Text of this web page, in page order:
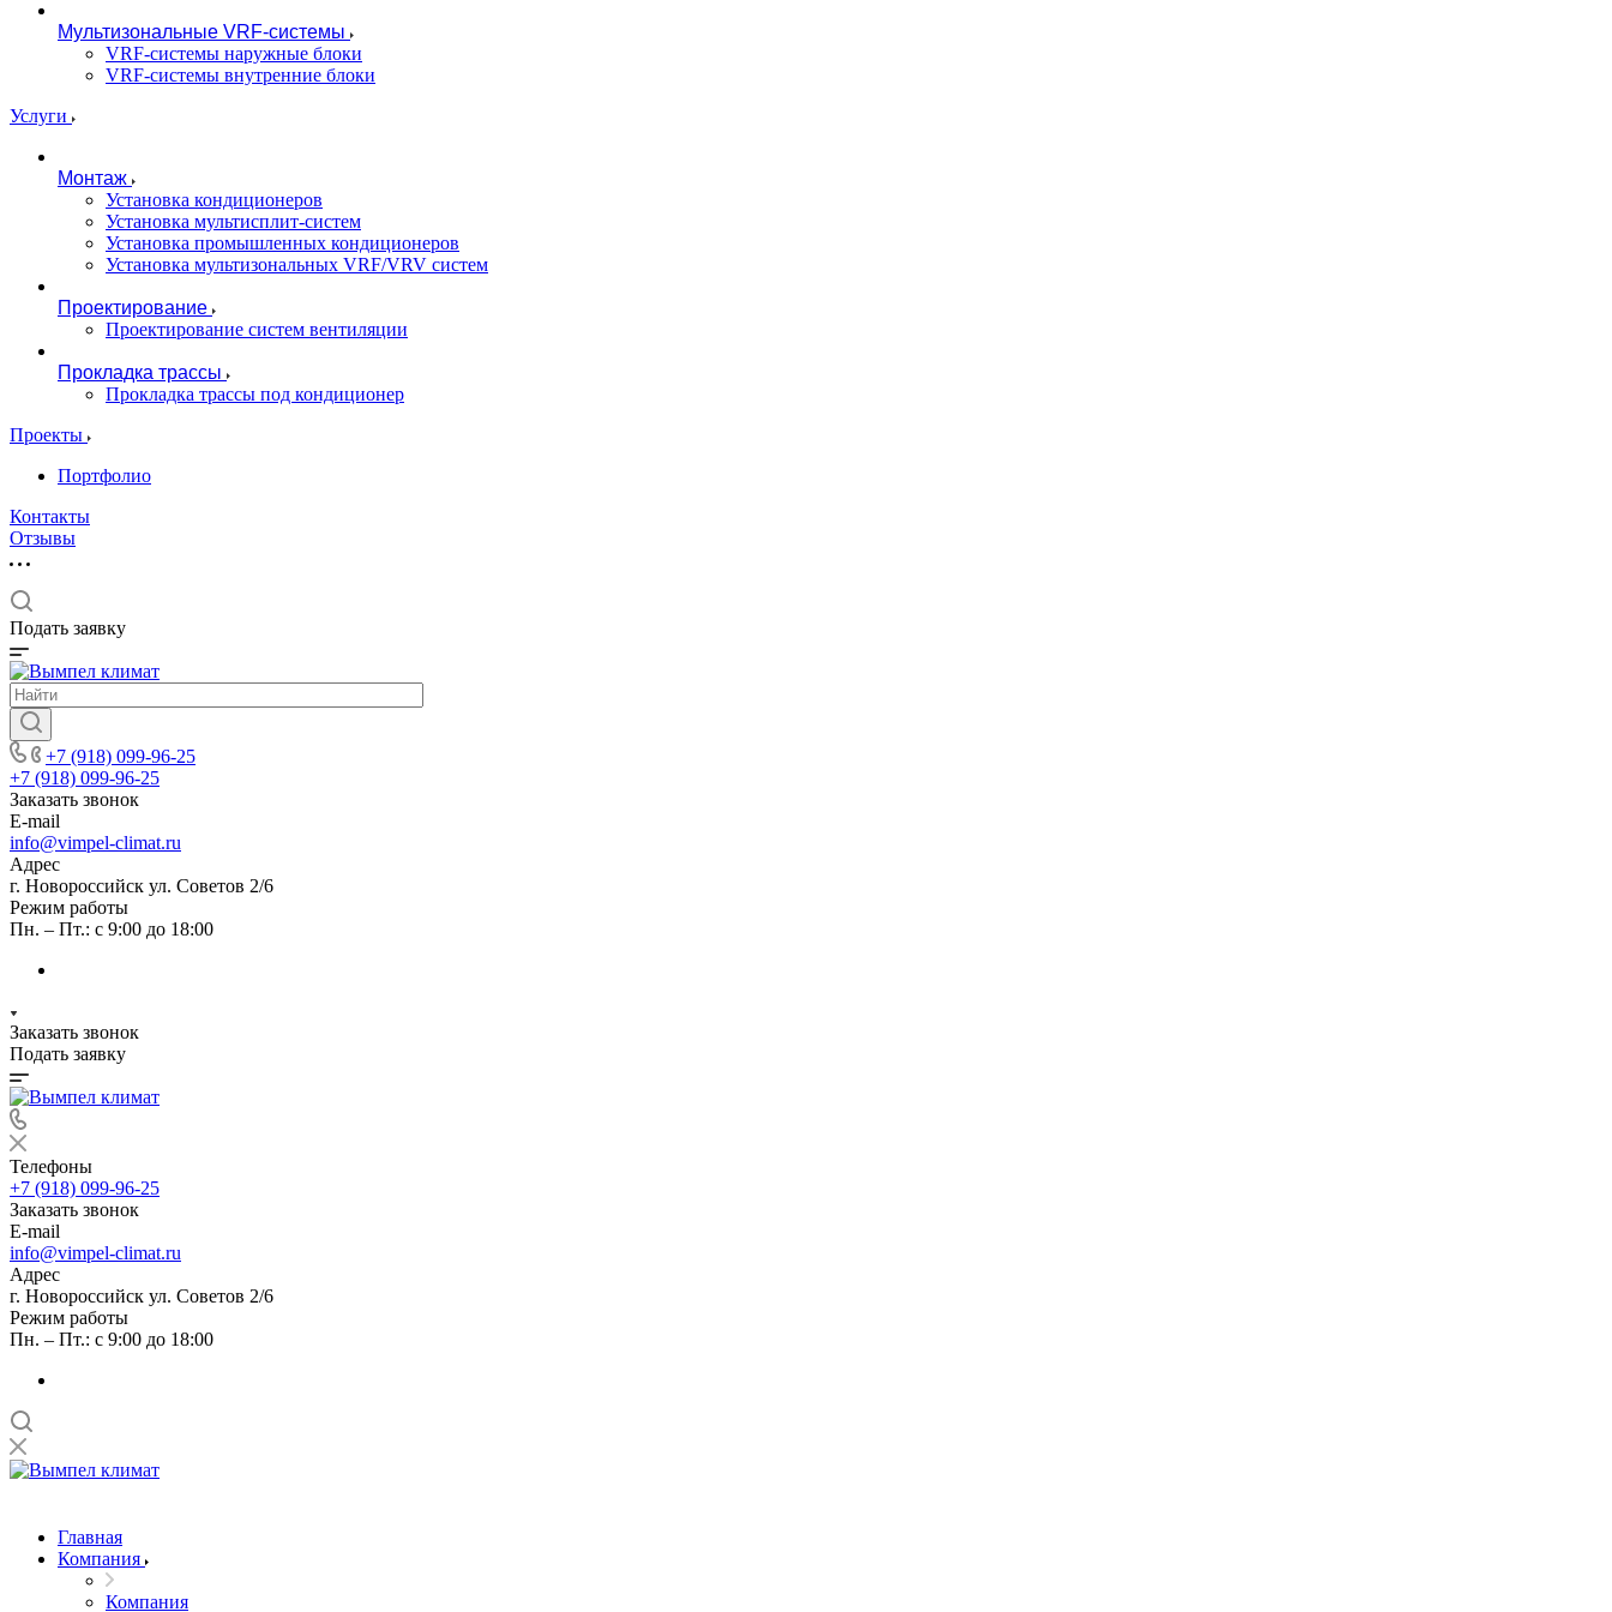
Мультизональные VRF-системы
VRF-системы наружные блоки
VRF-системы внутренние блоки
Услуги
Монтаж
Установка кондиционеров
Установка мультисплит-систем
Установка промышленных кондиционеров
Установка мультизональных VRF/VRV систем
Проектирование
Проектирование систем вентиляции
Прокладка трассы
Прокладка трассы под кондиционер
Проекты
Портфолио
Контакты
Отзывы
Подать заявку
+7 (918) 099-96-25
+7 (918) 099-96-25
Заказать звонок
E-mail
info@vimpel-climat.ru
Адрес
г. Новороссийск ул. Советов 2/6
Режим работы
Пн. – Пт.: с 9:00 до 18:00
Заказать звонок
Подать заявку
Телефоны
+7 (918) 099-96-25
Заказать звонок
E-mail
info@vimpel-climat.ru
Адрес
г. Новороссийск ул. Советов 2/6
Режим работы
Пн. – Пт.: с 9:00 до 18:00
Главная
Компания
Компания